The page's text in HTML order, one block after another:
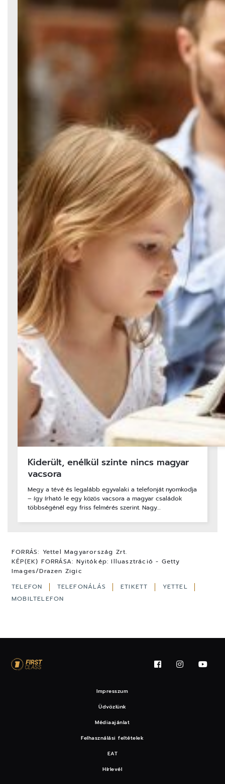
Kiderült, enélkül szinte nincs magyar
vacsora
Megy a tévé és legalább egyvalaki a telefonját nyomkodja
– így írható le egy közös vacsora a magyar családok
többségénél egy friss felmérés szerint. Nagy…
FORRÁS: Yettel Magyarország Zrt.
KÉP(EK) FORRÁSA: Nyitókép: Illuasztráció - Getty
Images/Drazen Zigic
TELEFON
TELEFONÁLÁS ETIKETT
YETTEL
MOBILTELEFON
Impresszum
Üdvözlünk
Médiaajánlat
Felhasználási feltételek
EAT
Hírlevél